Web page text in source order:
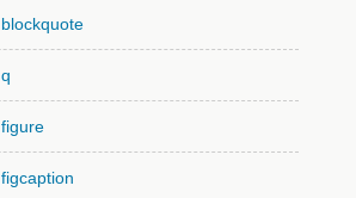
blockquote
q
figure
figcaption